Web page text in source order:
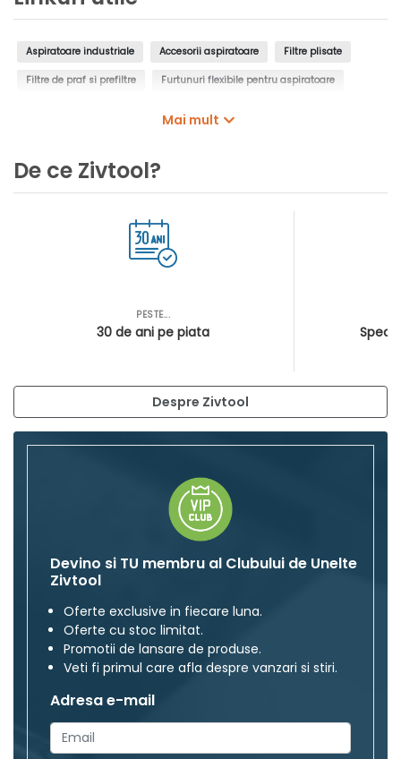
Aspiratoare industriale Accesorii aspiratoare Filtre plisate
Filtre de praf si prefiltre Furtunuri flexibile pentru aspiratoare
Aspirator fara sac Aspirator umed-uscat
Mai mult
De ce Zivtool?
PESTE...
30 de ani pe piata
Despre Zivtool
Devino si TU membru al Clubului de Unelte
Zivtool
Oferte exclusive in fiecare luna.
Oferte cu stoc limitat.
Promotii de lansare de produse.
Veti fi primul care afla despre vanzari si stiri.
Adresa e-mail